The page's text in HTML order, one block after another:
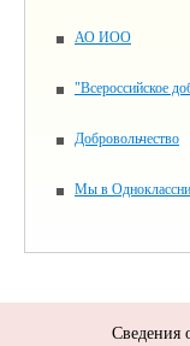
АО ИОО
"Всероссийское
Добровольчество
Мы в
Сведения